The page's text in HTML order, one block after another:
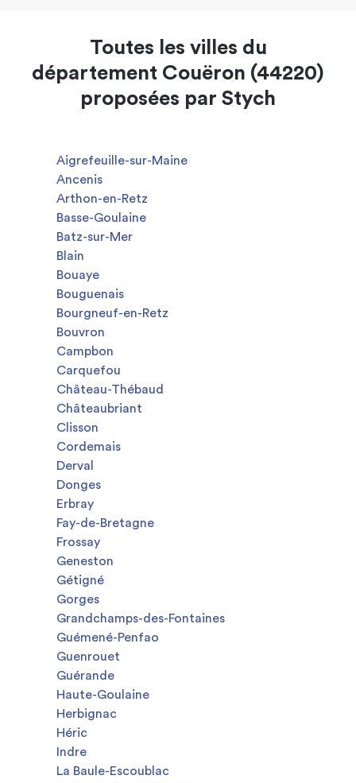
Toutes les villes du
département Couëron (44220)
proposées par Stych
Aigrefeuille-sur-Maine
Ancenis
Arthon-en-Retz
Basse-Goulaine
Batz-sur-Mer
Blain
Bouaye
Bouguenais
Bourgneuf-en-Retz
Bouvron
Campbon
Carquefou
Château-Thébaud
Châteaubriant
Clisson
Cordemais
Derval
Donges
Erbray
Fay-de-Bretagne
Frossay
Geneston
Gétigné
Gorges
Grandchamps-des-Fontaines
Guémené-Penfao
Guenrouet
Guérande
Haute-Goulaine
Herbignac
Héric
Indre
La Baule-Escoublac